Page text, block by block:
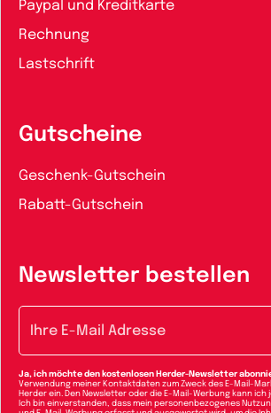
Paypal und Kreditkarte
Rechnung
Lastschrift
Gutscheine
Geschenk-Gutschein
Rabatt-Gutschein
Newsletter bestellen
Ja, ich möchte den kostenlosen Herder-Newsletter
Verwendung meiner Kontaktdaten zum Zweck des E-Mail-
Herder ein. Den Newsletter oder die E-Mail-Werbung kann
Ich bin einverstanden, dass mein personenbezogenes